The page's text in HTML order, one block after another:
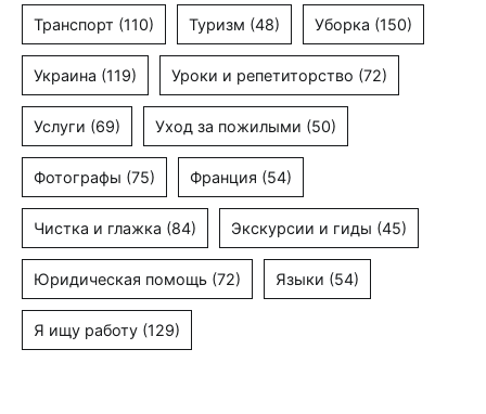
Транспорт (110) Туризм (48) Уборка (150)
Украина (119) Уроки и репетиторство (72)
Услуги (69) Уход за пожилыми (50)
Фотографы (75) Франция (54)
Чистка и глажка (84) Экскурсии и гиды (45)
Юридическая помощь (72) Языки (54)
Я ищу работу (129)